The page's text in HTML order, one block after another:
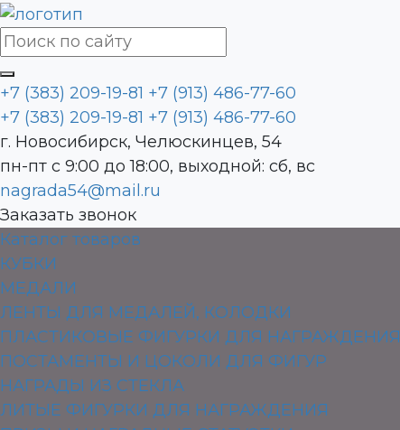
+7 (383) 209-19-81 +7 (913) 486-77-60
+7 (383) 209-19-81 +7 (913) 486-77-60
г. Новосибирск, Челюскинцев, 54
пн-пт с 9:00 до 18:00, выходной: сб, вс
nagrada54@mail.ru
Заказать звонок
Каталог товаров
КУБКИ
МЕДАЛИ
ЛЕНТЫ ДЛЯ МЕДАЛЕЙ, КОЛОДКИ
ПЛАСТИКОВЫЕ ФИГУРКИ ДЛЯ НАГРАЖДЕНИЯ
ПОСТАМЕНТЫ И ЦОКОЛИ ДЛЯ ФИГУР
НАГРАДЫ ИЗ СТЕКЛА
ЛИТЫЕ ФИГУРКИ ДЛЯ НАГРАЖДЕНИЯ